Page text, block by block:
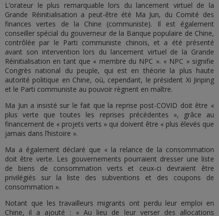
L’orateur le plus remarquable lors du lancement virtuel de la
Grande Réinitialisation a peut-être été Ma Jun, du Comité des
finances vertes de la Chine (communiste). Il est également
conseiller spécial du gouverneur de la Banque populaire de Chine,
contrôlée par le Parti communiste chinois, et a été présenté
avant son intervention lors du lancement virtuel de la Grande
Réinitialisation en tant que « membre du NPC ». « NPC » signifie
Congrès national du peuple, qui est en théorie la plus haute
autorité politique en Chine, où, cependant, le président Xi Jinping
et le Parti communiste au pouvoir règnent en maître.
Ma Jun a insisté sur le fait que la reprise post-COVID doit être «
plus verte que toutes les reprises précédentes », grâce au
financement de « projets verts » qui doivent être « plus élevés que
jamais dans l’histoire ».
Ma a également déclaré que « la relance de la consommation
doit être verte. Les gouvernements pourraient dresser une liste
de biens de consommation verts et ceux-ci devraient être
privilégiés sur la liste des subventions et des coupons de
consommation ».
Notant que les travailleurs migrants ont perdu leur emploi en
Chine, il a ajouté : « Au lieu de leur verser des allocations